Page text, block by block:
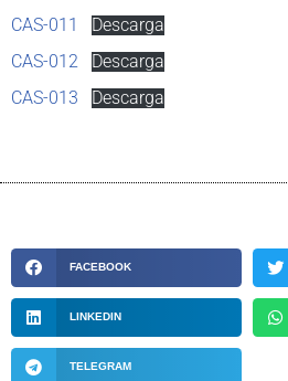
CAS-011
Descarga
CAS-012
Descarga
CAS-013
Descarga
FACEBOOK
LINKEDIN
TELEGRAM